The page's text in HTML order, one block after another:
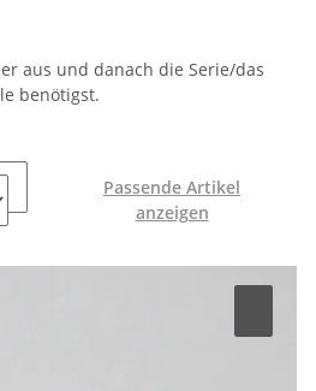
aus und danach die Serie/das
benötigst.
Passende Artikel
anzeigen